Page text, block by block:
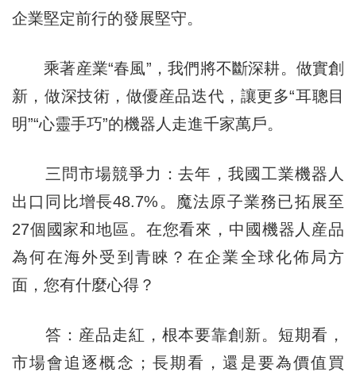
企業堅定前行的發展堅守。
乘著産業“春風”，我們將不斷深耕。做實創
新，做深技術，做優産品迭代，讓更多“耳聰目
明”“心靈手巧”的機器人走進千家萬戶。
三問市場競爭力：去年，我國工業機器人
出口同比增長48.7%。魔法原子業務已拓展至
27個國家和地區。在您看來，中國機器人産品
為何在海外受到青睞？在企業全球化佈局方
面，您有什麼心得？
答：産品走紅，根本要靠創新。短期看，
市場會追逐概念；長期看，還是要為價值買